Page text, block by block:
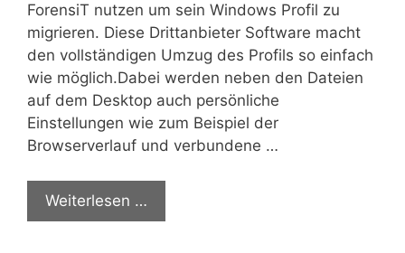
ForensiT nutzen um sein Windows Profil zu
migrieren. Diese Drittanbieter Software macht
den vollständigen Umzug des Profils so einfach
wie möglich.Dabei werden neben den Dateien
auf dem Desktop auch persönliche
Einstellungen wie zum Beispiel der
Browserverlauf und verbundene …
Weiterlesen …